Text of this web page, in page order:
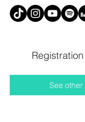
See other